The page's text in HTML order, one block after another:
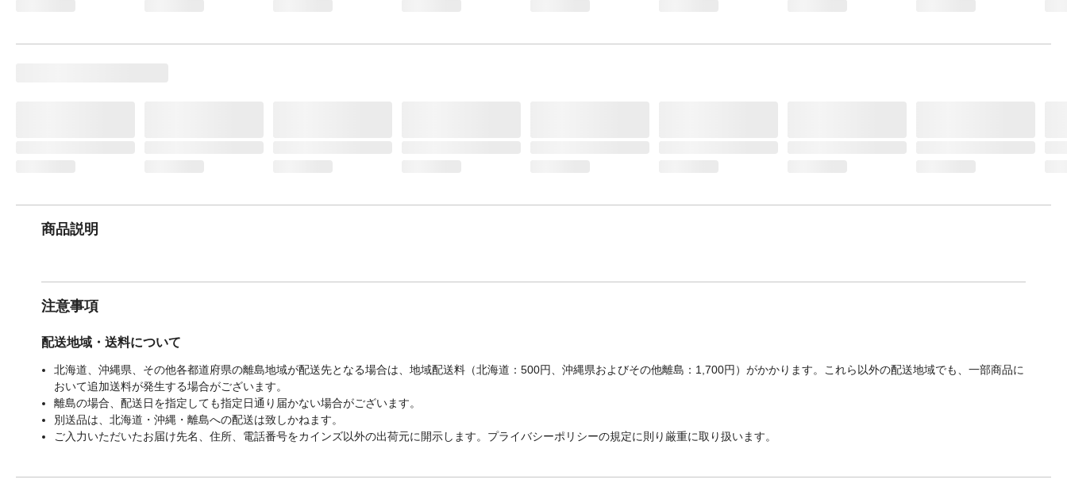
商品説明
注意事項
配送地域・送料について
北海道、沖縄県、その他各都道府県の離島地域が配送先となる場合は、地域配送料（北海道：500円、沖縄県およびその他離島：1,700円）がかかります。これら以外の配送地域でも、一部商品に
おいて追加送料が発生する場合がございます。
離島の場合、配送日を指定しても指定日通り届かない場合がございます。
別送品は、北海道・沖縄・離島への配送は致しかねます。
ご入力いただいたお届け先名、住所、電話番号をカインズ以外の出荷元に開示します。プライバシーポリシーの規定に則り厳重に取り扱います。